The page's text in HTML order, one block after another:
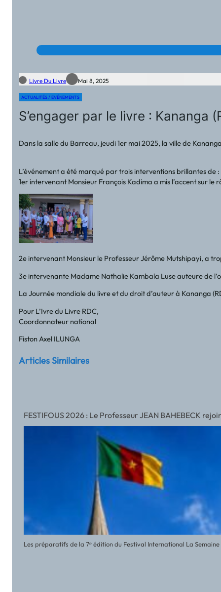
Livre Du Livre Mai 8, 2025
ACTUALITÉS / EVÉNEMENTS
S’engager par le livre : Kananga
Dans la salle du Barreau, jeudi 1er mai 2025, la ville de
L’événement a été marqué par trois interventions brillantes de :
1er intervenant Monsieur François Kadima a mis l’accent sur
2e intervenant Monsieur le Professeur Jérôme Mutshipayi, a
3e intervenante Madame Nathalie Kambala Luse auteure de
La Journée mondiale du livre et du droit d’auteur à Kananga
Pour L’Ivre du Livre RDC,
Coordonnateur national
Fiston Axel ILUNGA
Articles Similaires
FESTIFOUS 2026 : Le Professeur JEAN BAHEBECK
Les préparatifs de la 7ᵉ édition du Festival International La